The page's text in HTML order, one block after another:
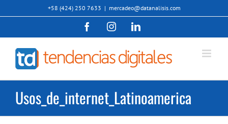
al
+58 (424) 250 7633 | mercadeo@datanalisis.com
FacebookInstagramLinkedIn
Usos_de_internet_Latinoamerica